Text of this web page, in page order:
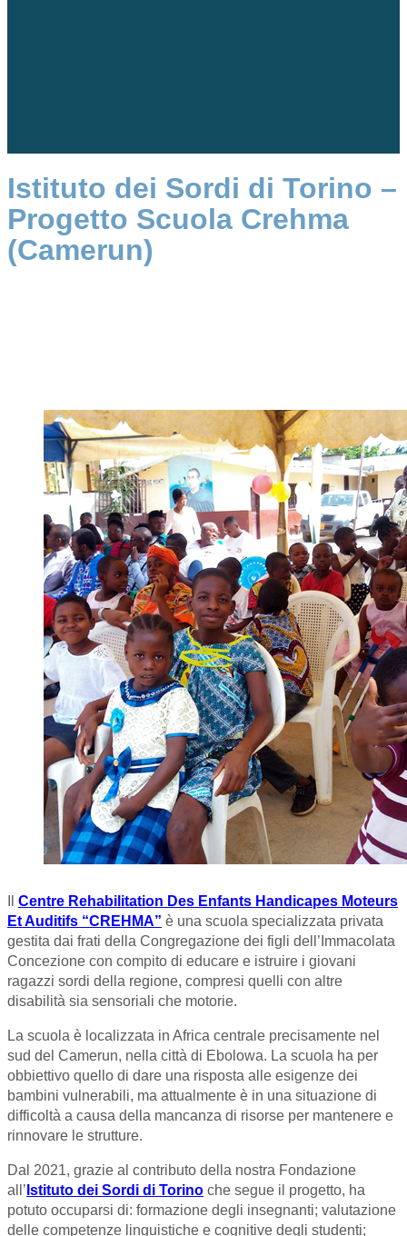
Istituto dei Sordi di Torino –
Progetto Scuola Crehma
(Camerun)
Centre Rehabilitation Des Enfants Handicapes Moteurs
Et Auditifs “CREHMA” è una scuola specializzata privata
gestita dai frati della Congregazione dei figli dell’Immacolata
Concezione con compito di educare e istruire i giovani
ragazzi sordi della regione, compresi quelli con altre
disabilità sia sensoriali che motorie.
La scuola è localizzata in Africa centrale precisamente nel
sud del Camerun, nella città di Ebolowa. La scuola ha per
obbiettivo quello di dare una risposta alle esigenze dei
bambini vulnerabili, ma attualmente è in una situazione di
difficoltà a causa della mancanza di risorse per mantenere e
rinnovare le strutture.
Dal 2021, grazie al contributo della nostra Fondazione
all’ Istituto dei Sordi di Torino che segue il progetto, ha
potuto occuparsi di: formazione degli insegnanti; valutazione
delle competenze linguistiche e cognitive degli studenti;